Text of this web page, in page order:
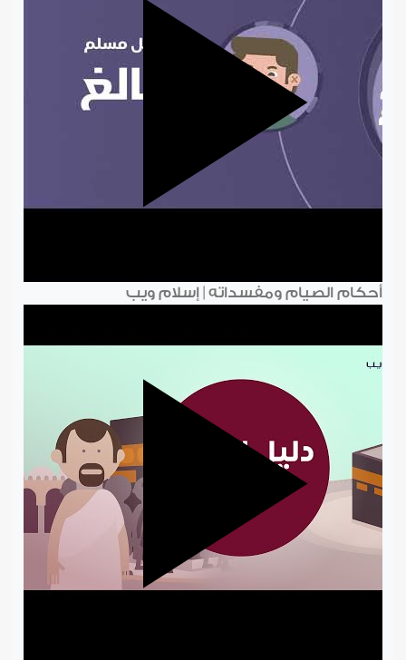
أحكام الصيام ومفسداته | إسلام ويب